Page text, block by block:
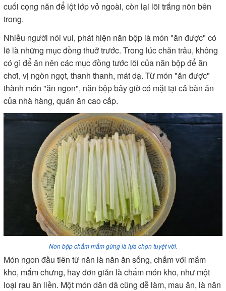
cuối cọng năn để lột lớp vỏ ngoài, còn lại lõi trắng nõn bên
trong.
Nhiều người nói vui, phát hiện năn bộp là món "ăn được" có
lẽ là những mục đồng thuở trước. Trong lúc chăn trâu, không
có gì để ăn nên các mục đồng tước lõi của năn bộp để ăn
chơi, vị ngòn ngọt, thanh thanh, mát dạ. Từ món "ăn được"
thành món "ăn ngon", năn bộp bây giờ có mặt tại cả bàn ăn
của nhà hàng, quán ăn cao cấp.
Non bộp chấm mắm gừng là lựa chọn tuyệt vời.
Món ngon đầu tiên từ năn là năn ăn sống, chấm với mắm
kho, mắm chưng, hay đơn giản là chấm món kho, như một
loại rau ăn liền. Một món dân dã cũng dễ làm, mau ăn, là năn